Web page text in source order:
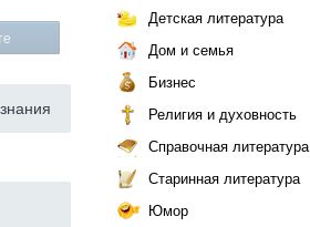
Детская литература
Дом и семья
Бизнес
Религия и духовность
Справочная литература
Старинная литература
Юмор